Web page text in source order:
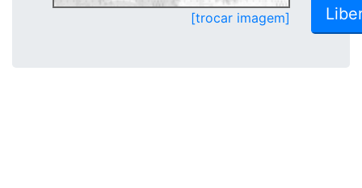
[trocar imagem]